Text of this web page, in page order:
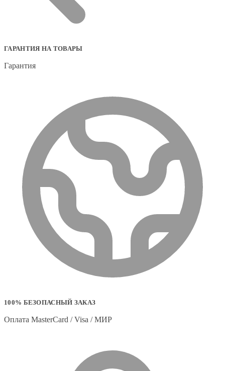
ГАРАНТИЯ НА ТОВАРЫ
Гарантия
100% БЕЗОПАСНЫЙ ЗАКАЗ
Оплата MasterCard / Visa / МИР